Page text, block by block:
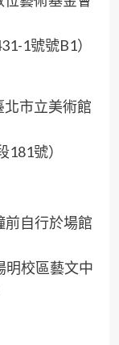
1號號B1）
北市立美術館
號）
前自行於場館
明校區藝文中